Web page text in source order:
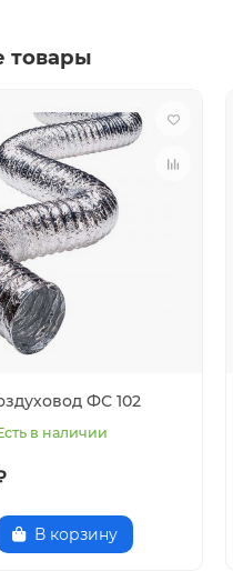
товары
ФС 102
в наличии
В корзину